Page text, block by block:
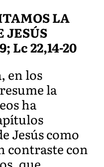
LA
JESÚS
Lc 22,14-20
en los
la
ha
Jesús como
contraste con